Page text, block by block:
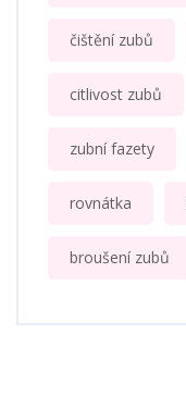
čištění zubů
citlivost zubů
zubní fazety
rovnátka
broušení zubů